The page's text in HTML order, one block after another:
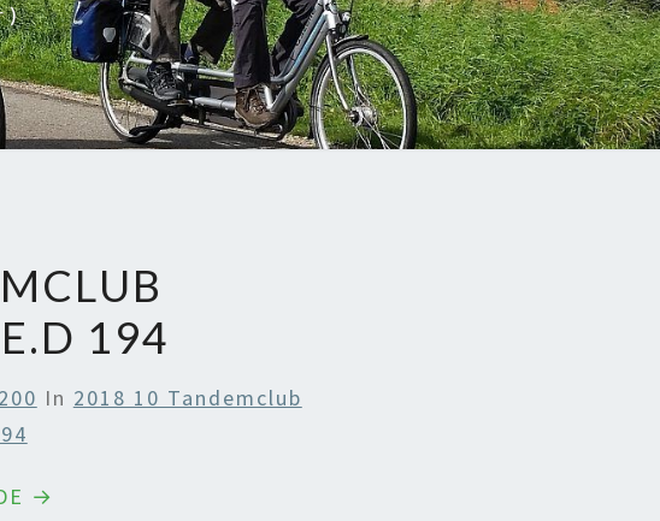
194
In 2018 10 Tandemclub
→